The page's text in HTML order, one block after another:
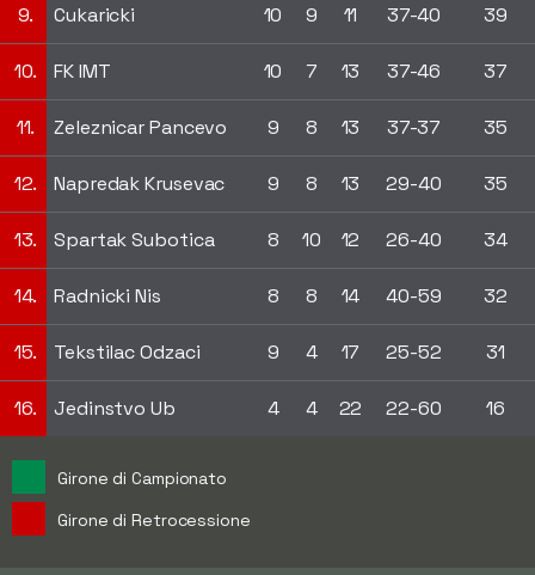
9. Cukaricki 10 9 11 37-40 39
10. FK IMT 10 7 13 37-46 37
11. Zeleznicar Pancevo 9 8 13 37-37 35
12. Napredak Krusevac 9 8 13 29-40 35
13. Spartak Subotica 8 10 12 26-40 34
14. Radnicki Nis 8 8 14 40-59 32
15. Tekstilac Odzaci 9 4 17 25-52 31
16. Jedinstvo Ub 4 4 22 22-60 16
Girone di Campionato
Girone di Retrocessione